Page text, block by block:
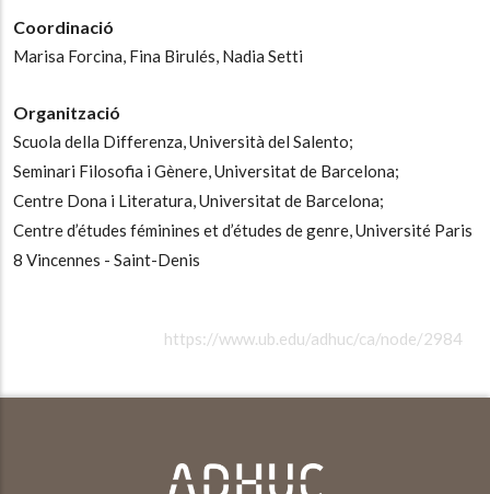
Coordinació
Marisa Forcina, Fina Birulés, Nadia Setti
Organització
Scuola della Differenza, Università del Salento;
Seminari Filosofia i Gènere, Universitat de Barcelona;
Centre Dona i Literatura, Universitat de Barcelona;
Centre d’études féminines et d’études de genre, Université Paris
8 Vincennes - Saint-Denis
https://www.ub.edu/adhuc/ca/node/2984